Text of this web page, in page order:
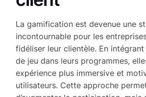
La gamification est devenue une
incontournable pour les
fidéliser leur clientèle. En
de jeu dans leurs programmes,
expérience plus immersive et
utilisateurs. Cette approche